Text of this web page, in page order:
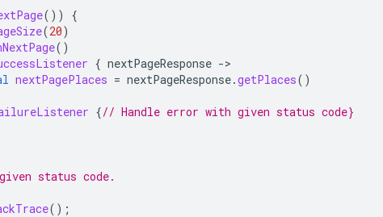
())
{
(20)
()
{ nextPageResponse -
nextPagePlaces = nextPageResponse.getPlaces()
{// Handle error with given status code}
status code.
();